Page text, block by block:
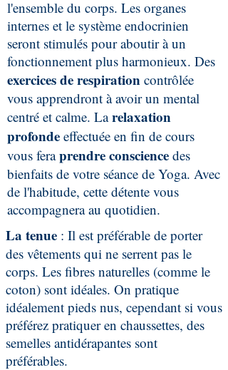
l'ensemble du corps. Les organes
internes et le système endocrinien
seront stimulés pour aboutir à un
fonctionnement plus harmonieux. Des
exercices de respiration contrôlée
vous apprendront à avoir un mental
centré et calme. Larelaxation
profonde effectuée en fin de cours
vous feraprendre conscience des
bienfaits de votre séance de Yoga. Avec
de l'habitude, cette détente vous
accompagnera au quotidien.
La tenue : Il est préférable de porter
des vêtements qui ne serrent pas le
corps. Les fibres naturelles (comme le
coton) sont idéales. On pratique
idéalement pieds nus, cependant si vous
préférez pratiquer en chaussettes, des
semelles antidérapantes sont
préférables.